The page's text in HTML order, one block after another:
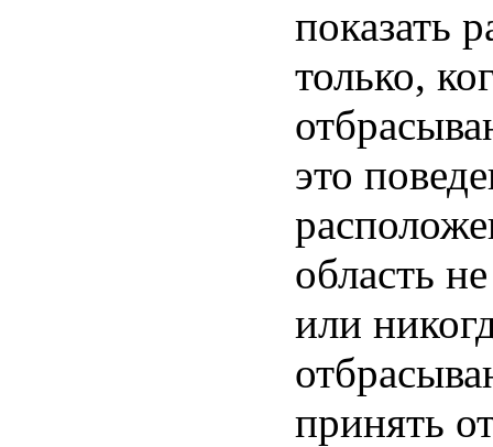
показать
только,
это
область
или
принять